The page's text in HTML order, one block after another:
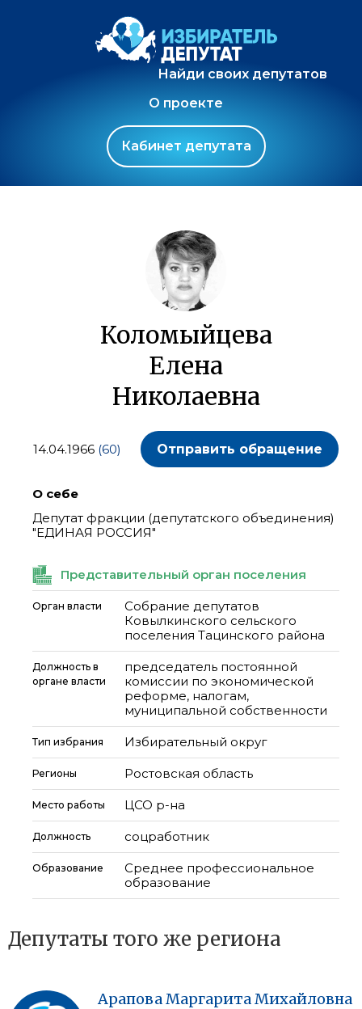
Найди своих депутатов
О проекте
Кабинет депутата
Коломыйцева
Елена
Николаевна
14.04.1966 (60) Отправить обращение
О себе
Депутат фракции (депутатского объединения)
"ЕДИНАЯ РОССИЯ"
Представительный орган поселения
Орган власти
Собрание депутатов
Ковылкинского сельского
поселения Тацинского района
Должность в
органе власти
председатель постоянной
комиссии по экономической
реформе, налогам,
муниципальной собственности
Тип избрания Избирательный округ
Регионы Ростовская область
Место работы ЦСО р-на
Должность соцработник
Образование
Среднее профессиональное
образование
Депутаты того же региона
АраповаМаргаритаМихайловна